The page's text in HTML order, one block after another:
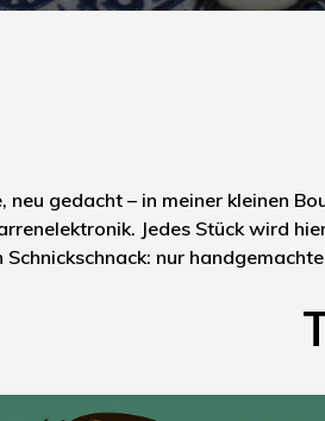
neu gedacht – in meiner kleinen
Jedes Stück wird
Schnickschnack: nur